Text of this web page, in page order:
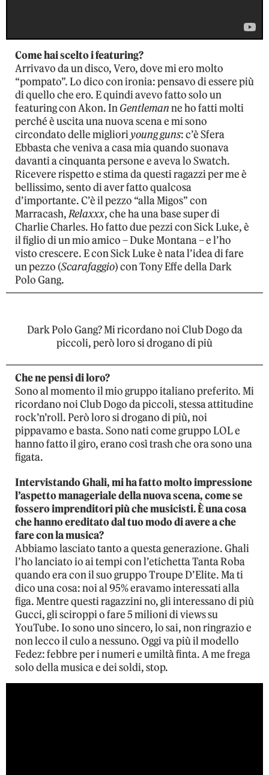
Come hai scelto i featuring?
Arrivavo da un disco, Vero, dove mi ero molto
“pompato”. Lo dico con ironia: pensavo di essere più
di quello che ero. E quindi avevo fatto solo un
featuring con Akon. InGentlemanne ho fatti molti
perché è uscita una nuova scena e mi sono
circondato delle miglioriyoung guns: c’è Sfera
Ebbasta che veniva a casa mia quando suonava
davanti a cinquanta persone e aveva lo Swatch.
Ricevere rispetto e stima da questi ragazzi per me è
bellissimo, sento di aver fatto qualcosa
d’importante. C’è il pezzo “alla Migos” con
Marracash,Relaxxx, che ha una base super di
Charlie Charles. Ho fatto due pezzi con Sick Luke, è
il figlio di un mio amico – Duke Montana – e l’ho
visto crescere. E con Sick Luke è nata l’idea di fare
un pezzo (Scarafaggio) con Tony Effe della Dark
Polo Gang.
Dark Polo Gang? Mi ricordano noi Club Dogo da
piccoli, però loro si drogano di più
Che ne pensi di loro?
Sono al momento il mio gruppo italiano preferito. Mi
ricordano noi Club Dogo da piccoli, stessa attitudine
rock’n’roll. Però loro si drogano di più, noi
pippavamo e basta. Sono nati come gruppo LOL e
hanno fatto il giro, erano così trash che ora sono una
figata.
Intervistando Ghali, mi ha fatto molto impressione
l’aspetto manageriale della nuova scena, come se
fossero imprenditori più che musicisti. È una cosa
che hanno ereditato dal tuo modo di avere a che
fare con la musica?
Abbiamo lasciato tanto a questa generazione. Ghali
l’ho lanciato io ai tempi con l’etichetta Tanta Roba
quando era con il suo gruppo Troupe D’Elite. Ma ti
dico una cosa: noi al 95% eravamo interessati alla
figa. Mentre questi ragazzini no, gli interessano di più
Gucci, gli sciroppi o fare 5 milioni di views su
YouTube. Io sono uno sincero, lo sai, non ringrazio e
non lecco il culo a nessuno. Oggi va più il modello
Fedez: febbre per i numeri e umiltà finta. A me frega
solo della musica e dei soldi, stop.